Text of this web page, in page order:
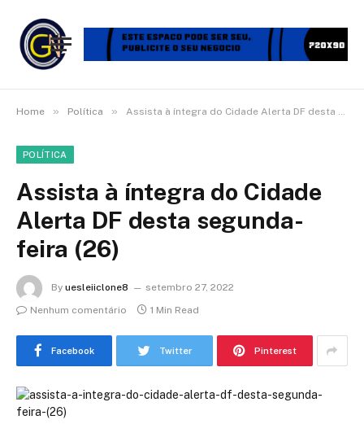
Home » Política » Assista à íntegra do Cidade Alerta DF desta segunda-feira (26)
POLÍTICA
Assista à íntegra do Cidade
Alerta DF desta segunda-
feira (26)
By uesleiiclone8
setembro 27, 2022
Nenhum comentário
1 Min Read
Facebook Twitter Pinterest